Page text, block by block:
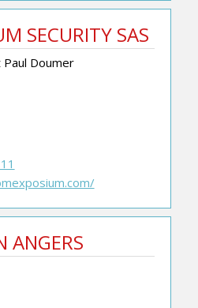
SECURITY SAS
Doumer
ANGERS